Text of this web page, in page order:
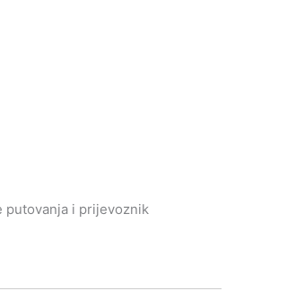
putovanja i prijevoznik